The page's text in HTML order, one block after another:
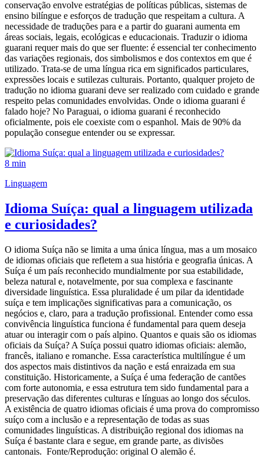
conservação envolve estratégias de políticas públicas, sistemas de
ensino bilíngue e esforços de tradução que respeitam a cultura. A
necessidade de traduções para e a partir do guarani aumenta em
áreas sociais, legais, ecológicas e educacionais. Traduzir o idioma
guarani requer mais do que ser fluente: é essencial ter conhecimento
das variações regionais, dos simbolismos e dos contextos em que é
utilizado. Trata-se de uma língua rica em significados particulares,
expressões locais e sutilezas culturais. Portanto, qualquer projeto de
tradução no idioma guarani deve ser realizado com cuidado e grande
respeito pelas comunidades envolvidas. Onde o idioma guarani é
falado hoje? No Paraguai, o idioma guarani é reconhecido
oficialmente, pois ele coexiste com o espanhol. Mais de 90% da
população consegue entender ou se expressar.
8 min
Linguagem
Idioma Suíça: qual a linguagem utilizada
e curiosidades?
O idioma Suíça não se limita a uma única língua, mas a um mosaico
de idiomas oficiais que refletem a sua história e geografia únicas. A
Suíça é um país reconhecido mundialmente por sua estabilidade,
beleza natural e, notavelmente, por sua complexa e fascinante
diversidade linguística. Essa pluralidade é um pilar da identidade
suíça e tem implicações significativas para a comunicação, os
negócios e, claro, para a tradução profissional. Entender como essa
convivência linguística funciona é fundamental para quem deseja
atuar ou interagir com o país alpino. Quantos e quais são os idiomas
oficiais da Suíça? A Suíça possui quatro idiomas oficiais: alemão,
francês, italiano e romanche. Essa característica multilíngue é um
dos aspectos mais distintivos da nação e está enraizada em sua
constituição. Historicamente, a Suíça é uma federação de cantões
com forte autonomia, e essa estrutura tem sido fundamental para a
preservação das diferentes culturas e línguas ao longo dos séculos.
A existência de quatro idiomas oficiais é uma prova do compromisso
suíço com a inclusão e a representação de todas as suas
comunidades linguísticas. A distribuição regional dos idiomas na
Suíça é bastante clara e segue, em grande parte, as divisões
cantonais. Fonte/Reprodução: original O alemão é.